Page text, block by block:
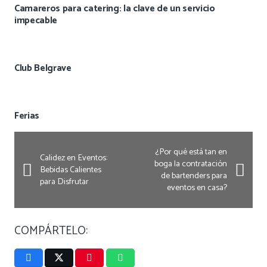
Camareros para catering: la clave de un servicio
impecable
Club Belgrave
Ferias
Calidez en Eventos:
Bebidas Calientes
para Disfrutar
¿Por qué está tan en
boga la contratación
de bartenders para
eventos en casa?
COMPÁRTELO: